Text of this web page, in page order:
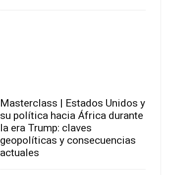
Masterclass | Estados Unidos y
su política hacia África durante
la era Trump: claves
geopolíticas y consecuencias
actuales